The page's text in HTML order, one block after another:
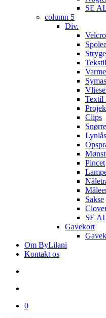
SE
column 5
Div.
Velcro
Textil
Clips
Pincet
Sakse
SE
Gavekort
Om ByLilani
Kontakt os
0